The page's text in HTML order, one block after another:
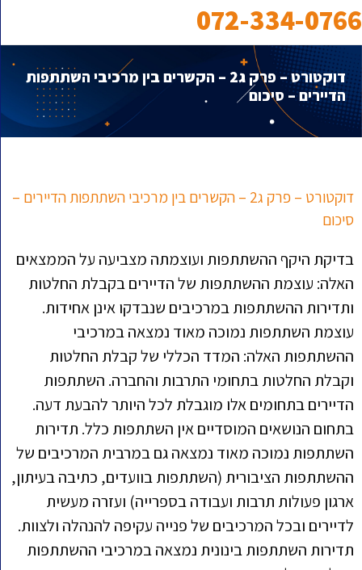
072-334-0766
דוקטורט – פרק ג2 – הקשרים בין מרכיבי השתתפות
הדיירים – סיכום
דוקטורט – פרק ג2 – הקשרים בין מרכיבי השתתפות הדיירים –
סיכום
בדיקת היקף ההשתתפות ועוצמתה מצביעה על הממצאים
האלה: עוצמת ההשתתפות של הדיירים בקבלת החלטות
ותדירות ההשתתפות במרכיבים שנבדקו אינן אחידות.
עוצמת השתתפות נמוכה מאוד נמצאה במרכיבי
ההשתתפות האלה: המדד הכללי של קבלת החלטות
וקבלת החלטות בתחומי התרבות והחברה. השתתפות
הדיירים בתחומים אלו מוגבלת לכל היותר להבעת דעה.
בתחום הנושאים המוסדיים אין השתתפות כלל. תדירות
השתתפות נמוכה מאוד נמצאה גם במרבית המרכיבים של
ההשתתפות הציבורית (השתתפות בוועדים, כתיבה בעיתון,
ארגון פעולות תרבות ועבודה בספרייה) ועזרה מעשית
לדיירים ובכל המרכיבים של פנייה עקיפה להנהלה ולצוות.
תדירות השתתפות בינונית נמצאה במרכיבי ההשתתפות